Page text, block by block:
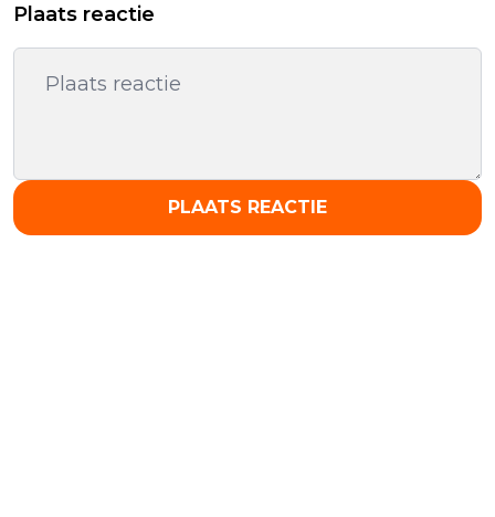
Plaats reactie
PLAATS REACTIE